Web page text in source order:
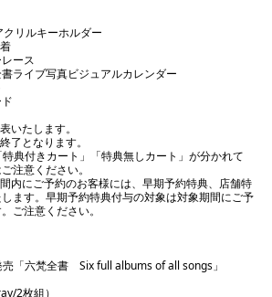
クリルキーホルダー
ース
書ライブ写真ビジュアルカレンダー
いたします。
了となります。
典付きカート」「特典無しカート」が分かれて
注意ください。
内にご予約のお客様には、早期予約特典、店舗特
ます。早期予約特典付与の対象は対象期間にご予
ご注意ください。
「六梵全書 Six full albums of all songs」
2枚組）